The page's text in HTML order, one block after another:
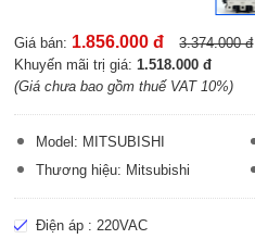
Giá bán: 1.856.000 đ
3.374.000 đ
Khuyến mãi trị giá:1.518.000 đ
(Giá chưa bao gồm thuế VAT 10%)
Model: MITSUBISHI
Thương hiệu: Mitsubishi
Điện áp : 220VAC